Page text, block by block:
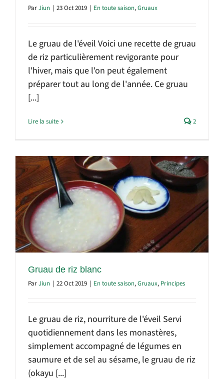
ParJiun | 23 Oct 2019 | En toute saison,Gruaux
Le gruau de l'éveil Voici une recette de gruau
de riz particulièrement revigorante pour
l'hiver, mais que l'on peut également
préparer tout au long de l'année. Ce gruau
[...]
Lire la suite 2
Gruau de riz blanc
ParJiun | 22 Oct 2019 | En toute saison,Gruaux, Principes
Le gruau de riz, nourriture de l'éveil Servi
quotidiennement dans les monastères,
simplement accompagné de légumes en
saumure et de sel au sésame, le gruau de riz
(okayu [...]